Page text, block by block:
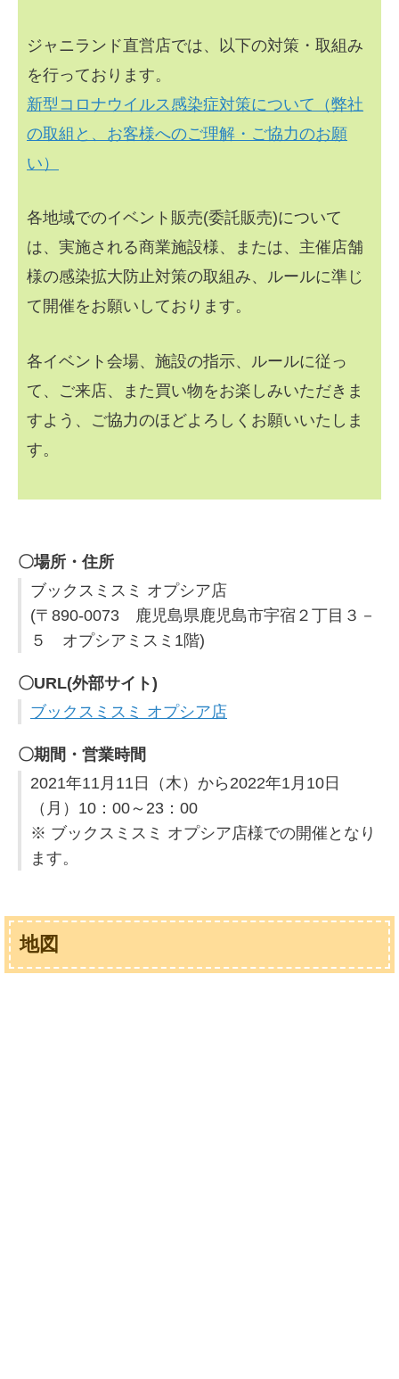
ジャニランド直営店では、以下の対策・取組み
を行っております。
新型コロナウイルス感染症対策について（弊社
の取組と、お客様へのご理解・ご協力のお願
い）
各地域でのイベント販売(委託販売)について
は、実施される商業施設様、または、主催店舗
様の感染拡大防止対策の取組み、ルールに準じ
て開催をお願いしております。
各イベント会場、施設の指示、ルールに従っ
て、ご来店、また買い物をお楽しみいただきま
すよう、ご協力のほどよろしくお願いいたしま
す。
〇場所・住所
ブックスミスミ オプシア店
(〒890-0073 鹿児島県鹿児島市宇宿２丁目３－
５ オプシアミスミ1階)
〇URL(外部サイト)
ブックスミスミ オプシア店
〇期間・営業時間
2021年11月11日（木）から2022年1月10日
（月）10：00～23：00
※ ブックスミスミ オプシア店様での開催となり
ます。
地図